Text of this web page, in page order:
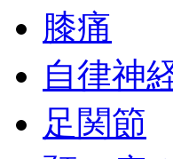
膝痛
自律神
足関節